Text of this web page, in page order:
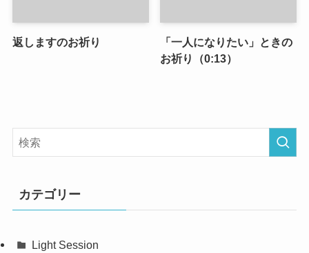
返しますのお祈り
「一人になりたい」ときの
お祈り（0:13）
カテゴリー
Light Session